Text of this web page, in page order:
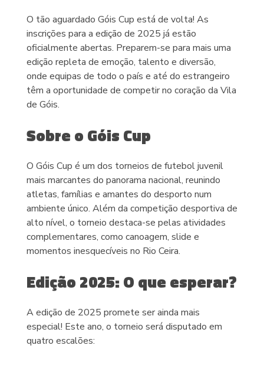
O tão aguardado Góis Cup está de volta! As
inscrições para a edição de 2025 já estão
oficialmente abertas. Preparem-se para mais uma
edição repleta de emoção, talento e diversão,
onde equipas de todo o país e até do estrangeiro
têm a oportunidade de competir no coração da Vila
de Góis.
Sobre o Góis Cup
O Góis Cup é um dos torneios de futebol juvenil
mais marcantes do panorama nacional, reunindo
atletas, famílias e amantes do desporto num
ambiente único. Além da competição desportiva de
alto nível, o torneio destaca-se pelas atividades
complementares, como canoagem, slide e
momentos inesquecíveis no Rio Ceira.
Edição 2025: O que esperar?
A edição de 2025 promete ser ainda mais
especial! Este ano, o torneio será disputado em
quatro escalões: